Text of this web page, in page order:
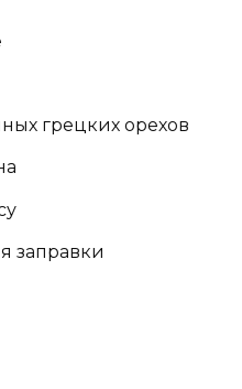
грецких орехов
заправки